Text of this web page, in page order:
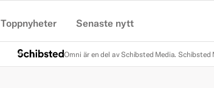
Toppnyheter Senaste nytt
Omni är en del av Schibsted Media. Schibsted